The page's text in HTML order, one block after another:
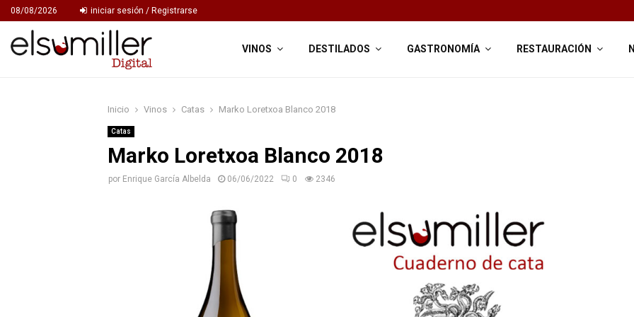
08/08/2026 iniciar sesión / Registrarse
VINOS DESTILADOS GASTRONOMÍA RESTAURACIÓN
Inicio Vinos Catas Marko Loretxoa Blanco 2018
Catas
Marko Loretxoa Blanco 2018
por Enrique García Albelda 06/06/2022 0 2346